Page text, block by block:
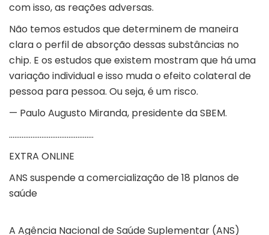
com isso, as reações adversas.
Não temos estudos que determinem de maneira
clara o perfil de absorção dessas substâncias no
chip. E os estudos que existem mostram que há uma
variação individual e isso muda o efeito colateral de
pessoa para pessoa. Ou seja, é um risco.
— Paulo Augusto Miranda, presidente da SBEM.
………………………………………..
EXTRA ONLINE
ANS suspende a comercialização de 18 planos de
saúde
A Agência Nacional de Saúde Suplementar (ANS)